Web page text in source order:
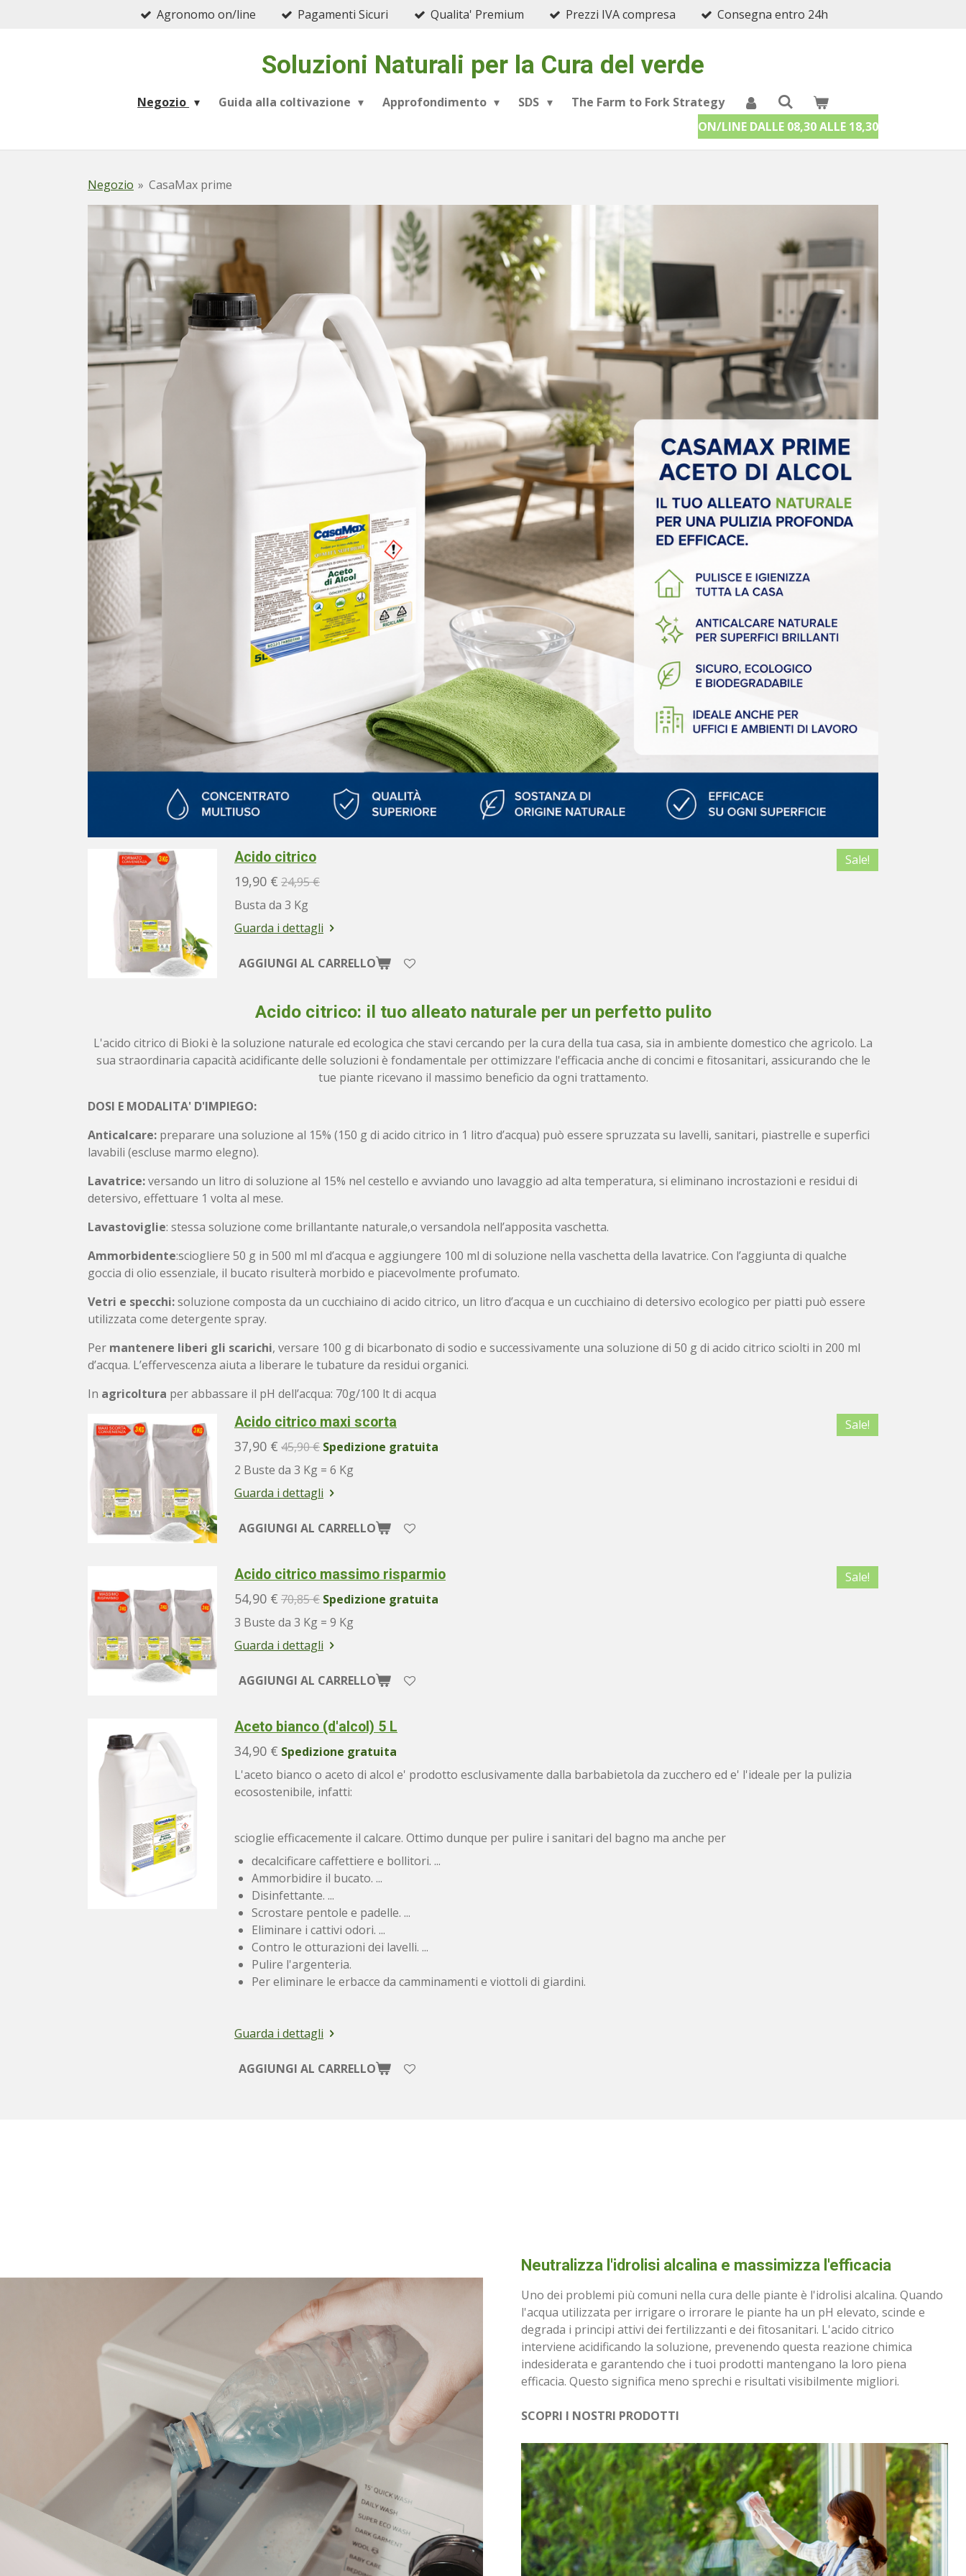
Agronomo on/line Pagamenti Sicuri Qualita' Premium Prezzi IVA compresa Consegna entro 24h
Soluzioni Naturali per la Cura del verde
Negozio Guida alla coltivazione Approfondimento SDS
The Farm to Fork Strategy
ON/LINE DALLE 08,30 ALLE 18,30
Negozio » CasaMax prime
Sale!
Acido citrico
19,90 € 24,95 €
Busta da 3 Kg
Guarda i dettagli
AGGIUNGI AL CARRELLO
Acido citrico: il tuo alleato naturale per un perfetto pulito
L'acido citrico di Bioki è la soluzione naturale ed ecologica che stavi cercando per la cura della tua casa, sia in ambiente domestico che agricolo. La
sua straordinaria capacità acidificante delle soluzioni è fondamentale per ottimizzare l'efficacia anche di concimi e fitosanitari, assicurando che le
tue piante ricevano il massimo beneficio da ogni trattamento.
DOSI E MODALITA' D'IMPIEGO:
Anticalcare: preparare una soluzione al 15% (150 g di acido citrico in 1 litro d’acqua) può essere spruzzata su lavelli, sanitari, piastrelle e superfici
lavabili (escluse marmo elegno).
Lavatrice:versando un litro di soluzione al 15% nel cestello e avviando uno lavaggio ad alta temperatura, si eliminano incrostazioni e residui di
detersivo, effettuare 1 volta al mese.
Lavastoviglie: stessa soluzione come brillantante naturale,o versandola nell’apposita vaschetta.
Ammorbidente:sciogliere 50 g in 500 ml ml d’acqua e aggiungere 100 ml di soluzione nella vaschetta della lavatrice. Con l’aggiunta di qualche
goccia di olio essenziale, il bucato risulterà morbido e piacevolmente profumato.
Vetri e specchi:soluzione composta da un cucchiaino di acido citrico, un litro d’acqua e un cucchiaino di detersivo ecologico per piatti può essere
utilizzata come detergente spray.
Per mantenere liberi gli scarichi, versare 100 g di bicarbonato di sodio e successivamente una soluzione di 50 g di acido citrico sciolti in 200 ml
d’acqua. L’effervescenza aiuta a liberare le tubature da residui organici.
In agricoltura per abbassare il pH dell’acqua: 70g/100 lt di acqua
Sale!
Acido citrico maxi scorta
37,90 € 45,90 € Spedizione gratuita
2 Buste da 3 Kg = 6 Kg
Guarda i dettagli
AGGIUNGI AL CARRELLO
Sale!
Acido citrico massimo risparmio
54,90 € 70,85 € Spedizione gratuita
3 Buste da 3 Kg = 9 Kg
Guarda i dettagli
AGGIUNGI AL CARRELLO
Aceto bianco (d'alcol) 5 L
34,90 € Spedizione gratuita
L'aceto bianco o aceto di alcol e' prodotto esclusivamente dalla barbabietola da zucchero ed e' l'ideale per la pulizia
ecosostenibile, infatti:
scioglie efficacemente il calcare. Ottimo dunque per pulire i sanitari del bagno ma anche per
decalcificare caffettiere e bollitori. ...
Ammorbidire il bucato. ...
Disinfettante. ...
Scrostare pentole e padelle. ...
Eliminare i cattivi odori. ...
Contro le otturazioni dei lavelli. ...
Pulire l'argenteria.
Per eliminare le erbacce da camminamenti e viottoli di giardini.
Guarda i dettagli
AGGIUNGI AL CARRELLO
Neutralizza l'idrolisi alcalina e massimizza l'efficacia
Uno dei problemi più comuni nella cura delle piante è l'idrolisi alcalina. Quando
l'acqua utilizzata per irrigare o irrorare le piante ha un pH elevato, scinde e
degrada i principi attivi dei fertilizzanti e dei fitosanitari. L'acido citrico
interviene acidificando la soluzione, prevenendo questa reazione chimica
indesiderata e garantendo che i tuoi prodotti mantengano la loro piena
efficacia. Questo significa meno sprechi e risultati visibilmente migliori.
SCOPRI I NOSTRI PRODOTTI